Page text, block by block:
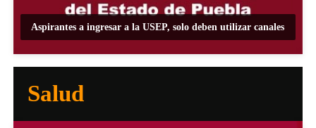
Aspirantes a ingresar a la USEP, solo deben utilizar canales
Salud